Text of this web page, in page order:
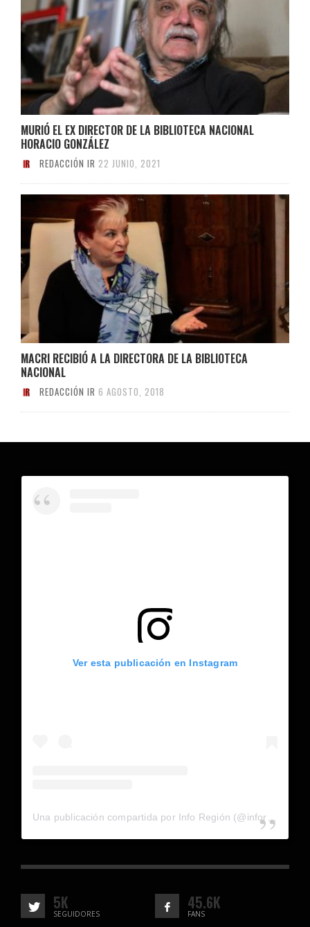
MURIÓ EL EX DIRECTOR DE LA BIBLIOTECA NACIONAL
HORACIO GONZÁLEZ
REDACCIÓN IR 22 JUNIO, 2021
MACRI RECIBIÓ A LA DIRECTORA DE LA BIBLIOTECA
NACIONAL
REDACCIÓN IR 6 AGOSTO, 2018
Ver esta publicación en Instagram
5K
SEGUIDORES
45.6K
FANS